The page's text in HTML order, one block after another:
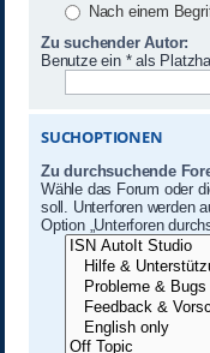
Nach einem
Zu suchender Autor:
Benutze ein * als
SUCHOPTIONEN
Zu durchsuchende
Wähle das Forum oder
soll. Unterforen werden
Option „Unterforen